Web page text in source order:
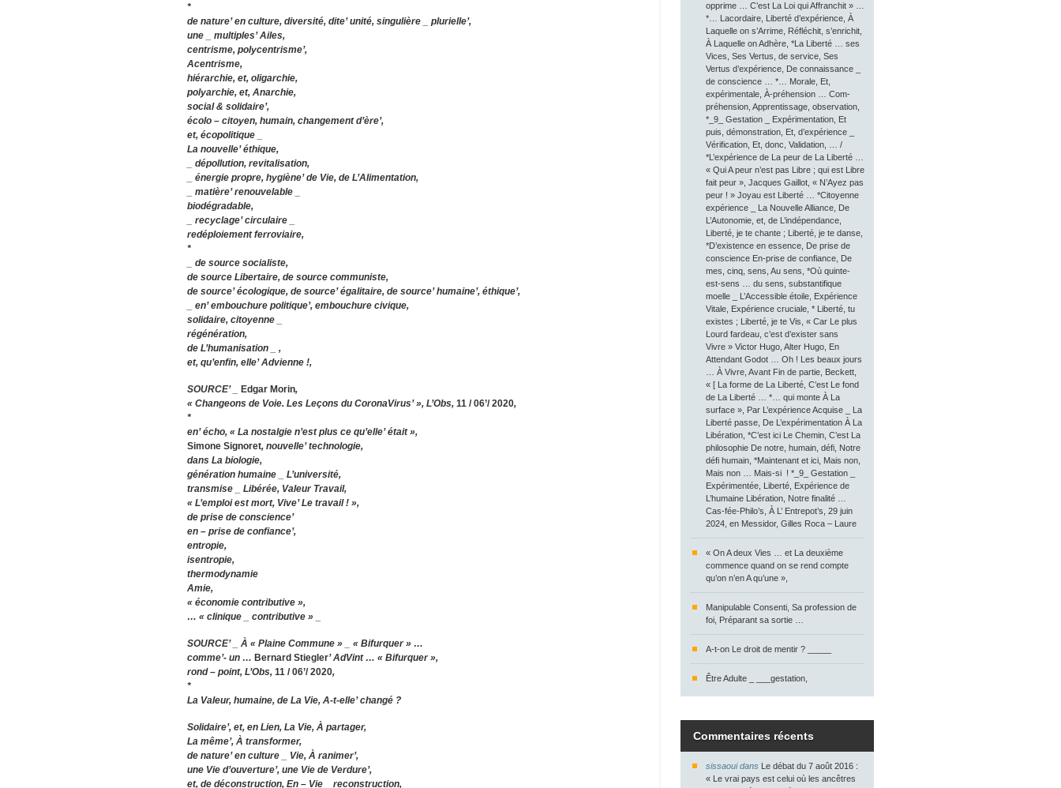
*
de nature’ en culture, diversité, dite’ unité, singulière _ plurielle’,
une _ multiples’ Ailes,
centrisme, polycentrisme’,
Acentrisme,
hiérarchie, et, oligarchie,
polyarchie, et, Anarchie,
social & solidaire’,
écolo – citoyen, humain, changement d’ère’,
et, écopolitique _
La nouvelle’ éthique,
_ dépollution, revitalisation,
_ énergie propre, hygiène’ de Vie, de L’Alimentation,
_ matière’ renouvelable _
biodégradable,
_ recyclage’ circulaire _
redéploiement ferroviaire,
*
_ de source socialiste,
de source Libertaire, de source communiste,
de source’ écologique, de source’ égalitaire, de source’ humaine’, éthique’,
_ en’ embouchure politique’, embouchure civique,
solidaire, citoyenne _
régénération,
de L’humanisation _ ,
et, qu’enfin, elle’ Advienne !,
SOURCE’ _ Edgar Morin,
« Changeons de Voie. Les Leçons du CoronaVirus’ », L’Obs, 11 / 06’/ 2020,
*
en’ écho, « La nostalgie n’est plus ce qu’elle’ était »,
Simone Signoret, nouvelle’ technologie,
dans La biologie,
génération humaine _ L’université,
transmise _ Libérée, Valeur Travail,
« L’emploi est mort, Vive’ Le travail ! »,
de prise de conscience’
en – prise de confiance’,
entropie,
isentropie,
thermodynamie
Amie,
« économie contributive »,
… « clinique _ contributive » _
SOURCE’ _ À « Plaine Commune » _ « Bifurquer » …
comme’- un … Bernard Stiegler’ AdVint … « Bifurquer »,
rond – point, L’Obs, 11 / 06’/ 2020,
*
La Valeur, humaine, de La Vie, A-t-elle’ changé ?
Solidaire’, et, en Lien, La Vie, À partager,
La même’, À transformer,
de nature’ en culture _ Vie, À ranimer’,
une Vie d’ouverture’, une Vie de Verdure’,
et, de déconstruction, En – Vie _ reconstruction,
opprime … C’est La Loi qui Affranchit » …
*… Lacordaire, Liberté d’expérience, À
Laquelle on s’Arrime, Réfléchit, s’enrichit,
À Laquelle on Adhère, *La Liberté … ses
Vices, Ses Vertus, de service, Ses
Vertus d’expérience, De connaissance _
de conscience … *… Morale, Et,
expérimentale, À-préhension … Com-
préhension, Apprentissage, observation,
*_9_ Gestation _ Expérimentation, Et
puis, démonstration, Et, d’expérience _
Vérification, Et, donc, Validation, … /
*L’expérience de La peur de La Liberté …
« Qui A peur n’est pas Libre ; qui est Libre
fait peur », Jacques Gaillot, « N’Ayez pas
peur ! » Joyau est Liberté … *Citoyenne
expérience _ La Nouvelle Alliance, De
L’Autonomie, et, de L’indépendance,
Liberté, je te chante ; Liberté, je te danse,
*D’existence en essence, De prise de
conscience En-prise de confiance, De
mes, cinq, sens, Au sens, *Où quinte-
est-sens … du sens, substantifique
moelle _ L’Accessible étoile, Expérience
Vitale, Expérience cruciale, * Liberté, tu
existes ; Liberté, je te Vis, « Car Le plus
Lourd fardeau, c’est d’exister sans
Vivre » Victor Hugo, Alter Hugo, En
Attendant Godot … Oh ! Les beaux jours
… À Vivre, Avant Fin de partie, Beckett,
« [ La forme de La Liberté, C’est Le fond
de La Liberté … *… qui monte À La
surface », Par L’expérience Acquise _ La
Liberté passe, De L’expérimentation À La
Libération, *C’est ici Le Chemin, C’est La
philosophie De notre, humain, défi, Notre
défi humain, *Maintenant et ici, Mais non,
Mais non … Mais-si ! *_9_ Gestation _
Expérimentée, Liberté, Expérience de
L’humaine Libération, Notre finalité …
Cas-fée-Philo’s, À L’ Entrepot’s, 29 juin
2024, en Messidor, Gilles Roca – Laure
« On A deux Vies … et La deuxième
commence quand on se rend compte
qu’on n’en A qu’une »,
Manipulable Consenti, Sa profession de
foi, Préparant sa sortie …
A-t-on Le droit de mentir ? _____
Être Adulte _ ___gestation,
Commentaires récents
sissaoui dans Le débat du 7 août 2016 :
« Le vrai pays est celui où les ancêtres